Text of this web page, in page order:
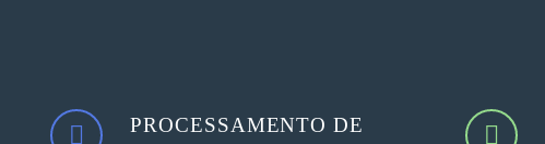
PROCESSAMENTO DE